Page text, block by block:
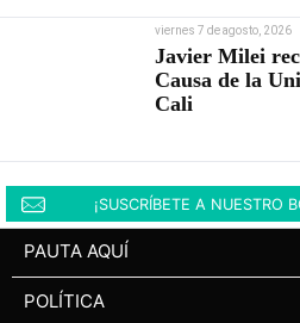
viernes 7 de agosto, 2026
Javier Milei
Causa de la
Cali
¡SUSCRÍBETE A NUESTRO
PAUTA AQUÍ
POLÍTICA